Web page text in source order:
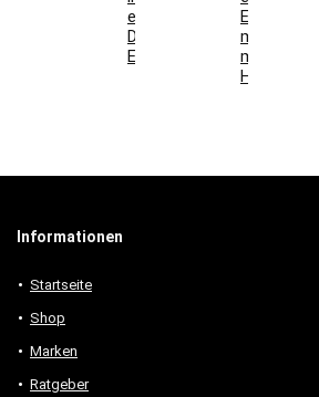
einzigartige
Deko-
Elemente
Esszimmer
mit
modernen
Holzmöbeln
Informationen
Startseite
Shop
Marken
Ratgeber